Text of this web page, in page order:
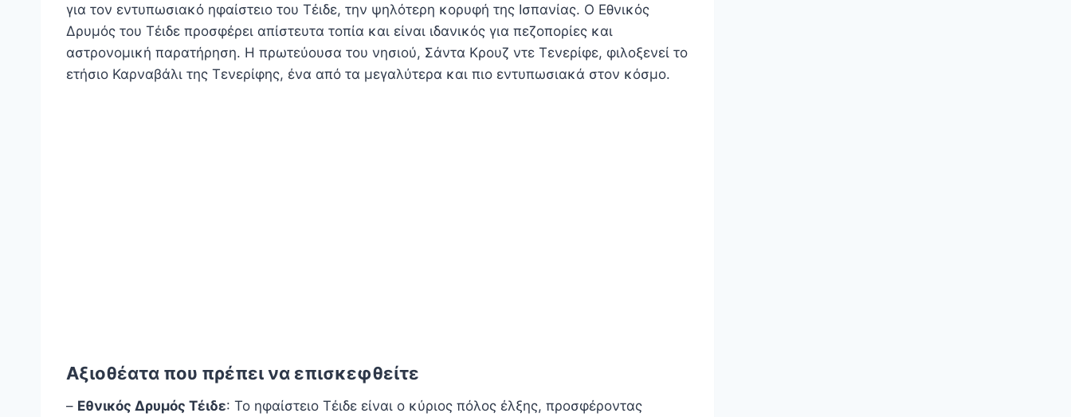
για τον εντυπωσιακό ηφαίστειο του Τέιδε, την ψηλότερη κορυφή της Ισπανίας. Ο Εθνικός
Δρυμός του Τέιδε προσφέρει απίστευτα τοπία και είναι ιδανικός για πεζοπορίες και
αστρονομική παρατήρηση. Η πρωτεύουσα του νησιού, Σάντα Κρουζ ντε Τενερίφε, φιλοξενεί το
ετήσιο Καρναβάλι της Τενερίφης, ένα από τα μεγαλύτερα και πιο εντυπωσιακά στον κόσμο.
Αξιοθέατα που πρέπει να επισκεφθείτε
– Εθνικός Δρυμός Τέιδε: Το ηφαίστειο Τέιδε είναι ο κύριος πόλος έλξης, προσφέροντας